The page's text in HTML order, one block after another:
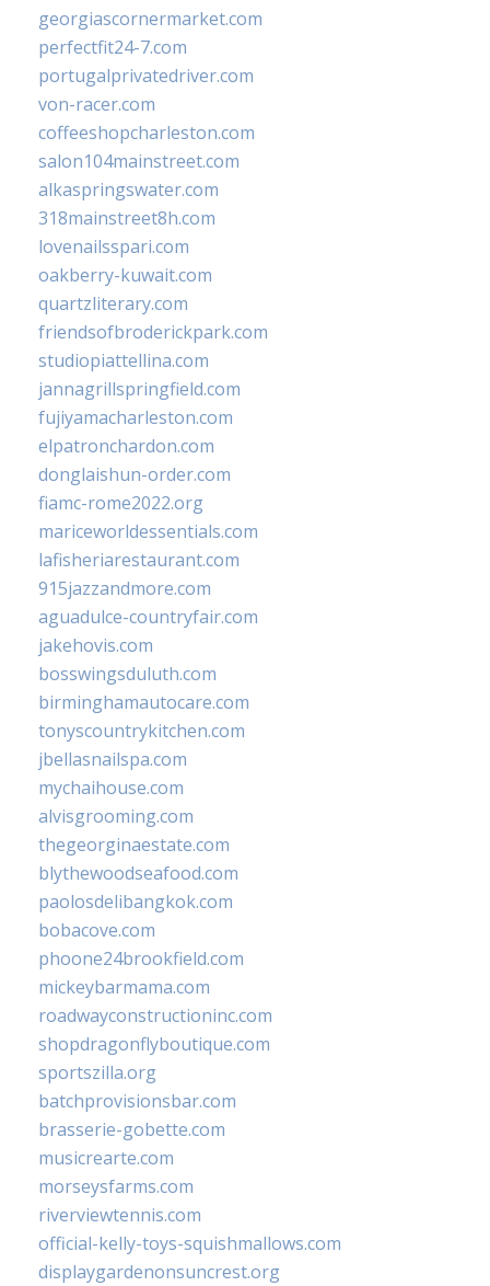
georgiascornermarket.com
perfectfit24-7.com
portugalprivatedriver.com
von-racer.com
coffeeshopcharleston.com
salon104mainstreet.com
alkaspringswater.com
318mainstreet8h.com
lovenailsspari.com
oakberry-kuwait.com
quartzliterary.com
friendsofbroderickpark.com
studiopiattellina.com
jannagrillspringfield.com
fujiyamacharleston.com
elpatronchardon.com
donglaishun-order.com
fiamc-rome2022.org
mariceworldessentials.com
lafisheriarestaurant.com
915jazzandmore.com
aguadulce-countryfair.com
jakehovis.com
bosswingsduluth.com
birminghamautocare.com
tonyscountrykitchen.com
jbellasnailspa.com
mychaihouse.com
alvisgrooming.com
thegeorginaestate.com
blythewoodseafood.com
paolosdelibangkok.com
bobacove.com
phoone24brookfield.com
mickeybarmama.com
roadwayconstructioninc.com
shopdragonflyboutique.com
sportszilla.org
batchprovisionsbar.com
brasserie-gobette.com
musicrearte.com
morseysfarms.com
riverviewtennis.com
official-kelly-toys-squishmallows.com
displaygardenonsuncrest.org